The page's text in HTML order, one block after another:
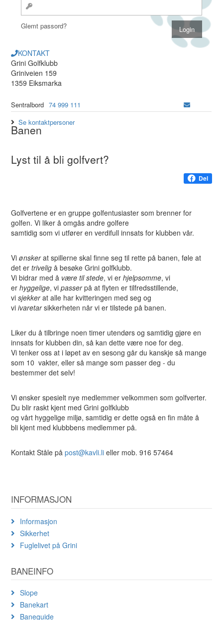
Glemt passord?
KONTAKT
Grini Golfklubb
Griniveien 159
1359 Eiksmarka
Sentralbord 74 999 111
Se kontaktpersoner
Banen
Lyst til å bli golfvert?
Del
Golfvertene er en gruppe golfentusiaster som brenner for
golfen. Vi liker å omgås andre golfere
samtidig som vi utfører en verdifull innsats for klubben vår.
Viønskerat spillerne skal finne seg til rette på banen, føle at
det ertrivelig å besøke Grini golfklubb.
Vi bidrar med å være til stede, vi erhjelpsomme, vi
erhyggelige, vipasserpå at flyten er tilfredsstillende,
visjekkerat alle har kvitteringen med seg og
viivaretarsikkerheten når vi er tilstede på banen.
Liker du å tilbringe noen timer utendørs og samtidig gjøre en
innsats for klubben din, så kan dette være noe for deg.
Vi tenker oss at i løpet av en sesong går du kanskje så mange
som 10 vakter, eller så mange som passer deg - du
bestemmer det selv!
Vi ønsker spesielt nye medlemmer velkommen som golfverter.
Du blir raskt kjent med Grini golfklubb
og vårt hyggelige miljø, samtidig er dette også en fin måte å
bli kjent med klubbbens medlemmer på.
Kontakt Ståle påpost@kavli.li eller mob. 916 57464
INFORMASJON
Informasjon
Sikkerhet
Fuglelivet på Grini
BANEINFO
Slope
Banekart
Baneguide